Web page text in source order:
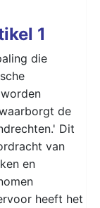
1
die
de
Dit
van
en
heeft het